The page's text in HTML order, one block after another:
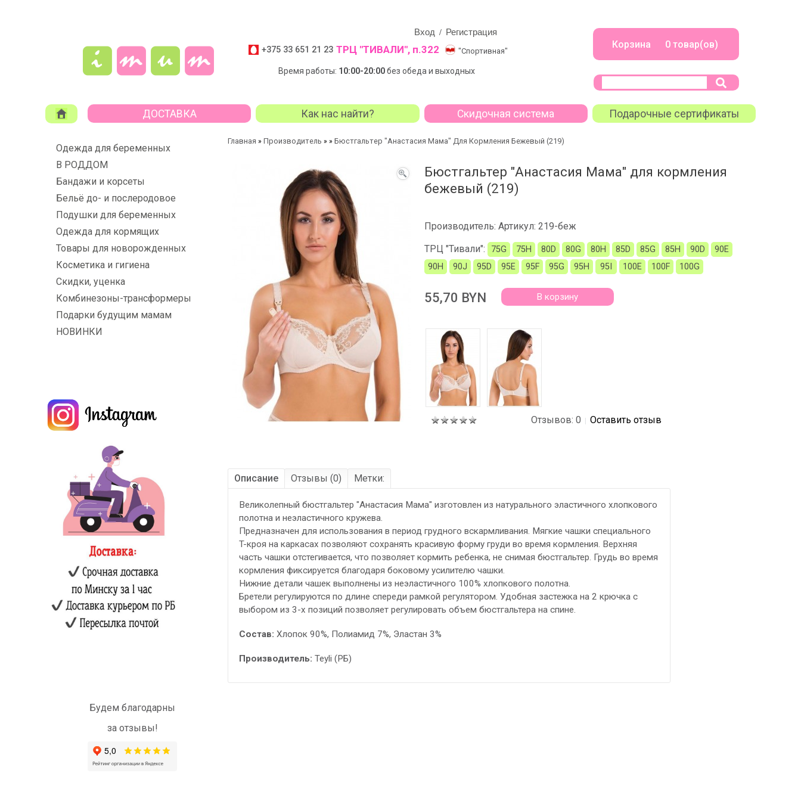
Вход / Регистрация
+375 33 651 21 23 ТРЦ "ТИВАЛИ", п.322 "Спортивная"
Время работы: 10:00-20:00без обеда и выходных
Корзина 0 товар(ов)
ДОСТАВКА Как нас найти? Скидочная система Подарочные сертификаты
Одежда для беременных
В РОДДОМ
Бандажи и корсеты
Бельё до- и послеродовое
Подушки для беременных
Одежда для кормящих
Товары для новорожденных
Косметика и гигиена
Скидки, уценка
Комбинезоны-трансформеры
Подарки будущим мамам
НОВИНКИ
Будем благодарны
за отзывы!
Главная » Производитель » » Бюстгальтер "Анастасия Мама" Для Кормления Бежевый (219)
Бюстгальтер "Анастасия Мама" для кормления
бежевый (219)
Производитель: Артикул: 219-беж
ТРЦ "Тивали":
75G 75H 80D 80G 80H 85D 85G 85H 90D
90Е
90H
90J 95D 95E 95F 95G 95H 95I 100E 100F 100G
55,70 BYN В корзину
Отзывов: 0 Оставить отзыв
Описание Отзывы (0) Метки:
Великолепный бюстгальтер "Анастасия Мама" изготовлен из натурального эластичного хлопкового
полотна и неэластичного кружева.
Предназначен для использования в период грудного вскармливания. Мягкие чашки специального
T-кроя на каркасах позволяют сохранять красивую форму груди во время кормления. Верхняя
часть чашки отстегивается, что позволяет кормить ребенка, не снимая бюстгальтер. Грудь во время
кормления фиксируется благодаря боковому усилителю чашки.
Нижние детали чашек выполнены из неэластичного 100% хлопкового полотна.
Бретели регулируются по длине спереди рамкой регулятором. Удобная застежка на 2 крючка с
выбором из 3-х позиций позволяет регулировать объем бюстгальтера на спине.
Состав: Хлопок 90%, Полиамид 7%, Эластан 3%
Производитель: Teyli (РБ)